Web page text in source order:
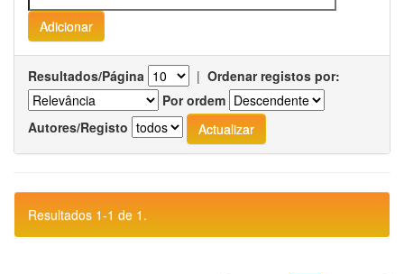
Resultados/Página | Ordenar registos por:
Por ordem
Autores/Registo
Resultados 1-1 de 1.